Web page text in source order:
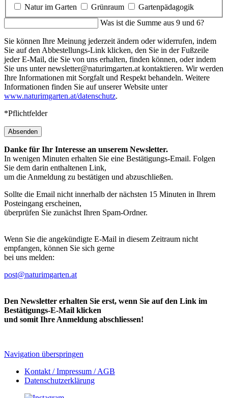
Natur im Garten
Grünraum
Gartenpädagogik
Was ist die Summe aus 9 und 6?
Sie können Ihre Meinung jederzeit ändern oder widerrufen, indem
Sie auf den Abbestellungs-Link klicken, den Sie in der Fußzeile
jeder E-Mail, die Sie von uns erhalten, finden können, oder indem
Sie uns unter newsletter@naturimgarten.at kontaktieren. Wir werden
Ihre Informationen mit Sorgfalt und Respekt behandeln. Weitere
Informationen finden Sie auf unserer Website unter
www.naturimgarten.at/datenschutz.
*Pflichtfelder
Absenden
Danke für Ihr Interesse an unserem Newsletter.
In wenigen Minuten erhalten Sie eine Bestätigungs-Email. Folgen
Sie dem darin enthaltenen Link,
um die Anmeldung zu bestätigen und abzuschließen.
Sollte die Email nicht innerhalb der nächsten 15 Minuten in Ihrem
Posteingang erscheinen,
überprüfen Sie zunächst Ihren Spam-Ordner.
Wenn Sie die angekündigte E-Mail in diesem Zeitraum nicht
empfangen, können Sie sich gerne
bei uns melden:
post@naturimgarten.at
Den Newsletter erhalten Sie erst, wenn Sie auf den Link im
Bestätigungs-E-Mail klicken
und somit Ihre Anmeldung abschliessen!
Navigation überspringen
Kontakt / Impressum / AGB
Datenschutzerklärung